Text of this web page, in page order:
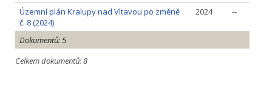
Územní plán Kralupy nad Vltavou po změně
č. 8 (2024)
2024 --
Dokumentů: 5
Celkem dokumentů: 8